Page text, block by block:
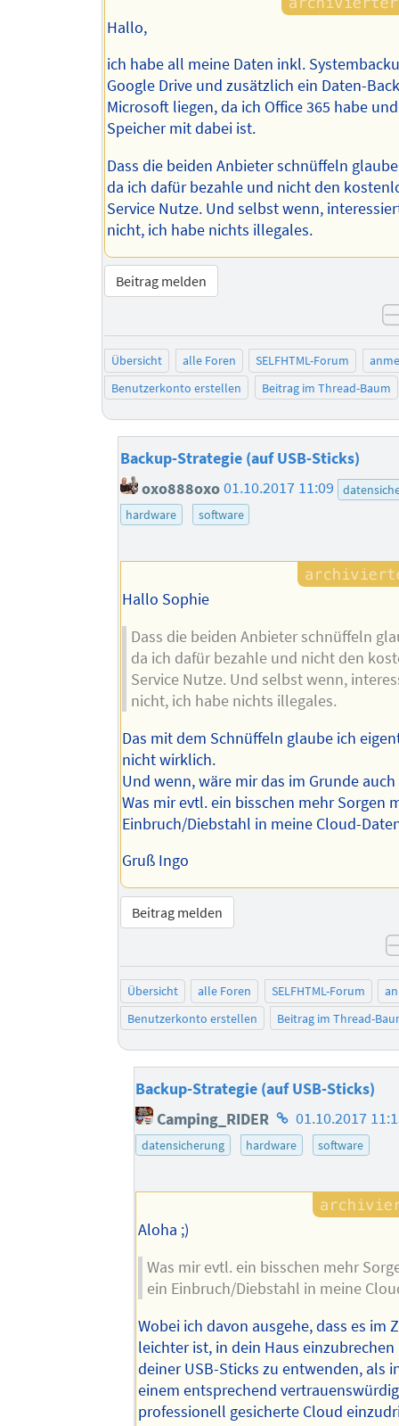
Hallo,
ich habe all meine Daten inkl.
Google Drive und zusätzlich ein Daten-
Microsoft liegen, da ich Office 365 habe
Speicher mit dabei ist.
Dass die beiden Anbieter schnüffeln
da ich dafür bezahle und nicht den
Service Nutze. Und selbst wenn,
nicht, ich habe nichts illegales.
Beitrag melden
Übersicht alle Foren SELFHTML-Forum
Benutzerkonto erstellen
Beitrag im Thread-Baum
Backup-Strategie (auf USB-Sticks)
oxo888oxo01.10.2017 11:09
hardware
software
Hallo Sophie
Dass die beiden Anbieter schnüffeln
da ich dafür bezahle und nicht den
Service Nutze. Und selbst wenn,
nicht, ich habe nichts illegales.
Das mit dem Schnüffeln glaube ich
nicht wirklich.
Und wenn, wäre mir das im Grunde
Was mir evtl. ein bisschen mehr Sorgen
Einbruch/Diebstahl in meine Cloud-
Gruß Ingo
Beitrag melden
Übersicht alle Foren SELFHTML-Forum
Benutzerkonto erstellen
Beitrag im Thread-
Backup-Strategie (auf USB-Sticks)
Camping_RIDER Homepage
des
01.10.2017
datensicherung hardware software
Aloha ;)
Was mir evtl. ein bisschen mehr
ein Einbruch/Diebstahl in meine
Wobei ich davon ausgehe, dass es im
leichter ist, in dein Haus
deiner USB-Sticks zu entwenden, als
einem entsprechend
professionell gesicherte Cloud